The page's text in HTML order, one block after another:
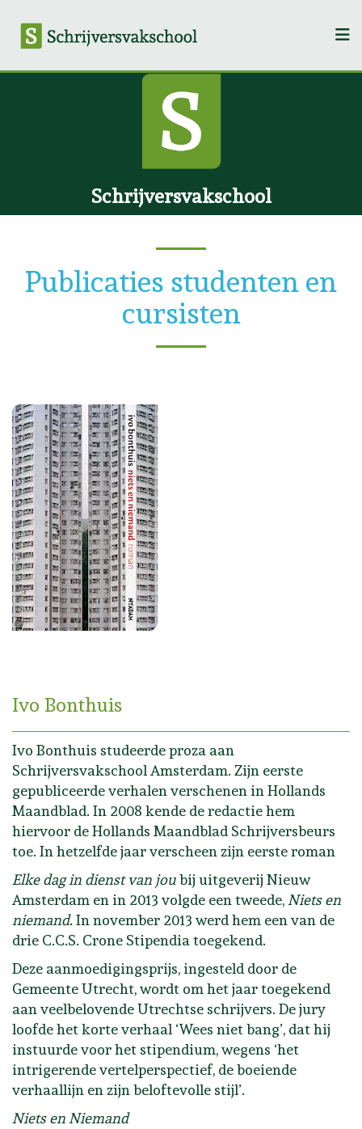
Schrijversvakschool
Publicaties studenten en
cursisten
Ivo Bonthuis
Ivo Bonthuis studeerde proza aan
Schrijversvakschool Amsterdam. Zijn eerste
gepubliceerde verhalen verschenen in Hollands
Maandblad. In 2008 kende de redactie hem
hiervoor de Hollands Maandblad Schrijversbeurs
toe. In hetzelfde jaar verscheen zijn eerste roman
Elke dag in dienst van joubij uitgeverij Nieuw
Amsterdam en in 2013 volgde een tweede, Niets en
niemand.In november 2013 werd hem een van de
drie C.C.S. Crone Stipendia toegekend.
Deze aanmoedigingsprijs, ingesteld door de
Gemeente Utrecht, wordt om het jaar toegekend
aan veelbelovende Utrechtse schrijvers. De jury
loofde het korte verhaal ‘Wees niet bang’, dat hij
instuurde voor het stipendium, wegens ‘het
intrigerende vertelperspectief, de boeiende
verhaallijn en zijn beloftevolle stijl’.
Niets en Niemand